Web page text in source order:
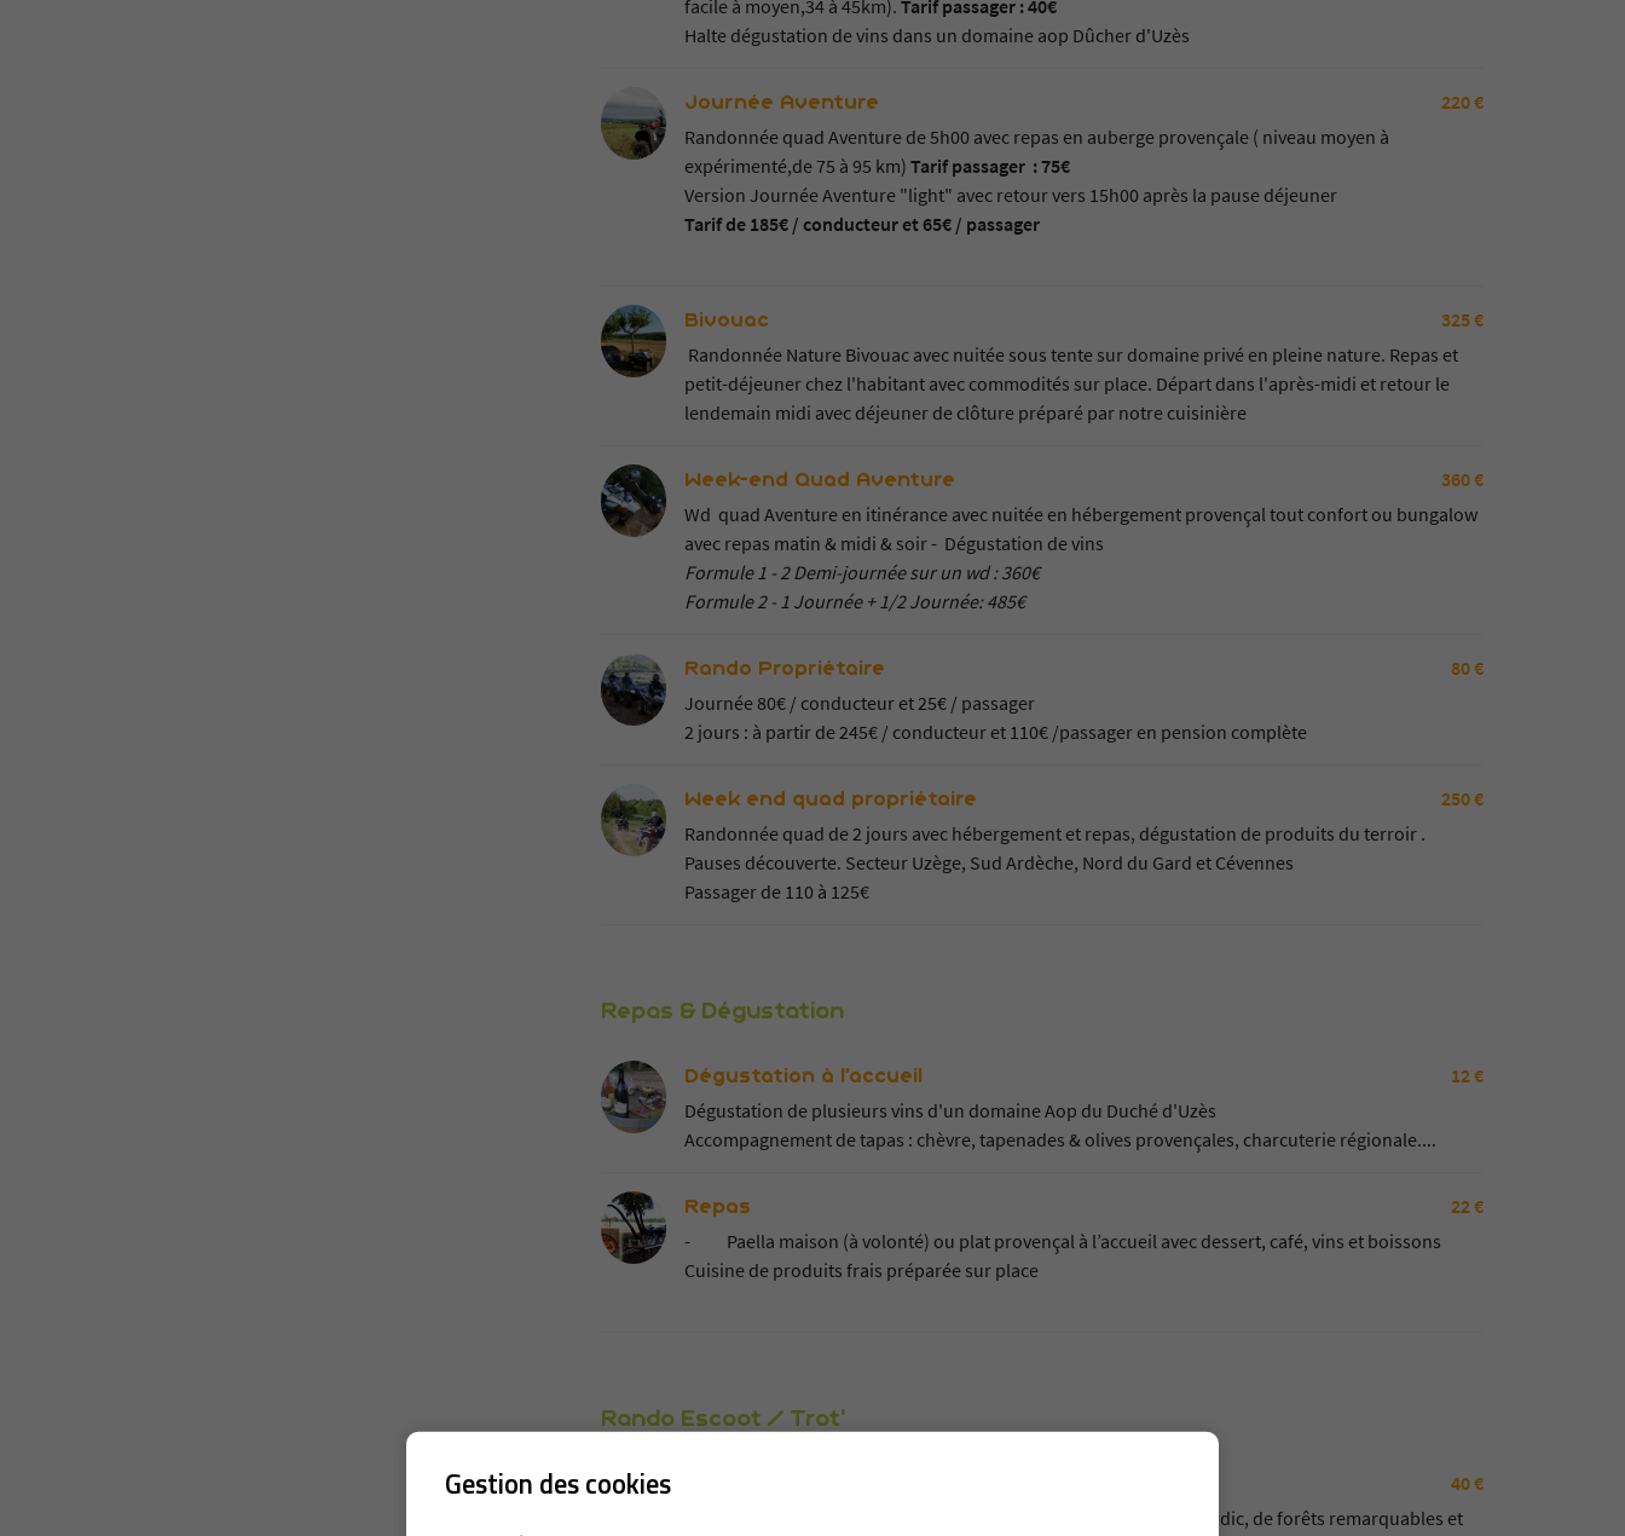
Gestion des cookies
facile à moyen,34 à 45km).Tarif passager : 40€
Halte dégustation de vins dans un domaine aop Dûcher d'Uzès
Journée Aventure
220 €
Randonnée quad Aventure de 5h00 avec repas en auberge provençale ( niveau moyen à
expérimenté,de 75 à 95 km)Tarif passager : 75€
Version Journée Aventure "light" avec retour vers 15h00 après la pause déjeuner
Tarif de 185€ / conducteur et 65€ / passager
Bivouac
325 €
Randonnée Nature Bivouac avec nuitée sous tente sur domaine privé en pleine nature. Repas et
petit-déjeuner chez l'habitant avec commodités sur place. Départ dans l'après-midi et retour le
lendemain midi avec déjeuner de clôture préparé par notre cuisinière
Week-end Quad Aventure
360 €
Wd quad Aventure en itinérance avec nuitée en hébergement provençal tout confort ou bungalow
avec repas matin & midi & soir - Dégustation de vins
Formule 1 - 2 Demi-journée sur un wd : 360€
Formule 2 - 1 Journée + 1/2 Journée: 485€
Rando Propriétaire
80 €
Journée 80€ / conducteur et 25€ / passager
2 jours : à partir de 245€ / conducteur et 110€ /passager en pension complète
Week end quad propriétaire
250 €
Randonnée quad de 2 jours avec hébergement et repas, dégustation de produits du terroir .
Pauses découverte. Secteur Uzège, Sud Ardèche, Nord du Gard et Cévennes
Passager de 110 à 125€
Repas & Dégustation
Dégustation à l'accueil
12 €
Dégustation de plusieurs vins d'un domaine Aop du Duché d'Uzès
Accompagnement de tapas : chèvre, tapenades & olives provençales, charcuterie régionale....
Repas
22 €
- Paella maison (à volonté) ou plat provençal à l’accueil avec dessert, café, vins et boissons
Cuisine de produits frais préparée sur place
Rando Escoot / Trot'
40 €
Initiation au domaine avec découverte de la plaine viticole de Bourdic, de forêts remarquables et